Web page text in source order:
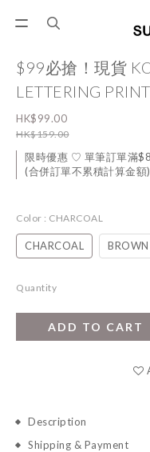
$99必搶！現貨
LETTERING
HK$99.00
HK$159.00
限時優惠 ♡ 單筆訂單滿
(合併訂單不累積計算金
Color : CHARCOAL
CHARCOAL BROWN
Quantity
ADD TO CART
Description
Shipping & Payment